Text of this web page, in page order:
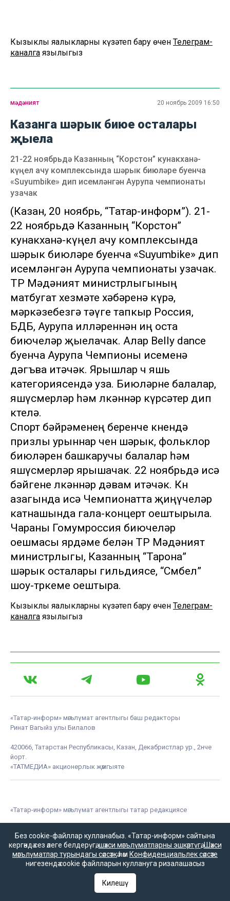
Кызыклы яңалыкларны күзәтеп бару өчен Телеграм-
каналга язылыгыз
мәдәният 20 ноябрь 2009 16:50
Казанга шәрык биюе осталары
җыела
21-22 ноябрьдә Казанның “Корстон” кунакханә-
күңел ачу комплексында шәрык биюләре буенча
«Suyumbike» дип исемләнгән Аурупа чемпионаты
узачак
(Казан, 20 ноябрь, “Татар-информ”). 21-
22 ноябрьдә Казанның “Корстон”
кунакханә-күңел ачу комплексында
шәрык биюләре буенча «Suyumbike» дип
исемләнгән Аурупа чемпионаты узачак.
ТР Мәдәният министрлыгының
матбугат хезмәте хәбәренә күрә,
мәркәзебезгә тәүге тапкыр Россия,
БДБ, Аурупа илләреннән иң оста
биючеләр җыелачак. Алар Belly dance
буенча Аурупа Чемпионы исеменә
дәгъва итәчәк. Ярышлар өч яшь
категориясендә уза. Биюләрне балалар,
яшүсмерләр һәм өлкәннәр күрсәтер дип
көтелә.
Спорт бәйрәменең беренче көнендә
призлы урыннар өчен шәрык, фольклор
биюләрен башкаручы балалар һәм
яшүсмерләр ярышачак. 22 ноябрьдә исә
бәйгене өлкәннәр дәвам итәчәк. Көн
азагында исә Чемпионатта җиңүчеләр
катнашында гала-концерт оештырыла.
Чараны Гомумроссия биючеләр
оешмасы ярдәме белән ТР Мәдәният
министрлыгы, Казанның “Тарона”
шәрык осталары гильдиясе, “Сөмбел”
шоу-төркеме оештыра.
Кызыклы яңалыкларны күзәтеп бару өчен Телеграм-
каналга язылыгыз
«Татар-информ» мәгълүмат агентлыгы баш редакторы
Ринат Вагыйз улы Билалов
420066, Татарстан Республикасы, Казан, Декабристлар ур., 2нче
йорт.
«ТАТМЕДИА» акционерлык җәмгыяте
«Татар-информ» мәгълүмат агентлыгы татар редакциясе
Зилә Мөбәрәкшина
Без cookie-файллар кулланабыз. «Татар-информ» сайтына
кергәндә сез әлеге белдерүгә,шәхси мәгълүматларны эшкәртүгә,Шәхси
мәгълүматлар турындагы сәясәткәһәм Конфиденциальлек сәясәте
нигезендә cookie файлларын куллануга ризалашасыз
Килешү